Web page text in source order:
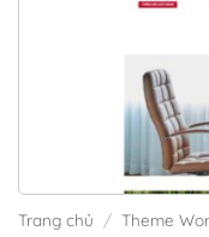
Trang chủ / Theme